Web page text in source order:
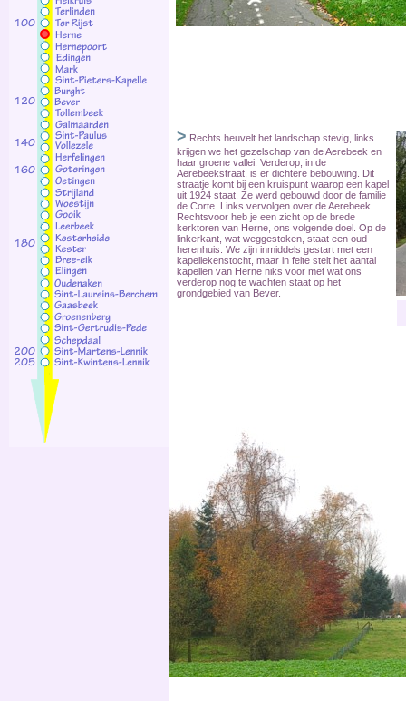
> Rechts heuvelt het landschap stevig, links
krijgen we het gezelschap van de Aerebeek en
haar groene vallei. Verderop, in de
Aerebeekstraat, is er dichtere bebouwing. Dit
straatje komt bij een kruispunt waarop een kapel
uit 1924 staat. Ze werd gebouwd door de familie
de Corte. Links vervolgen over de Aerebeek.
Rechtsvoor heb je een zicht op de brede
kerktoren van Herne, ons volgende doel. Op de
linkerkant, wat weggestoken, staat een oud
herenhuis. We zijn inmiddels gestart met een
kapellekenstocht, maar in feite stelt het aantal
kapellen van Herne niks voor met wat ons
verderop nog te wachten staat op het
grondgebied van Bever.